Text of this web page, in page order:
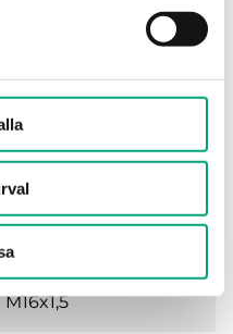
78x263x104 mm
0.19 kg
16 s
M16x1,5